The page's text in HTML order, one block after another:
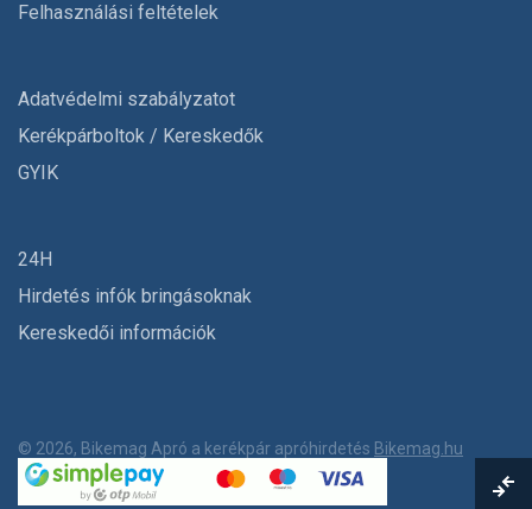
Felhasználási feltételek
Adatvédelmi szabályzatot
Kerékpárboltok / Kereskedők
GYIK
24H
Hirdetés infók bringásoknak
Kereskedői információk
© 2026, Bikemag Apró a kerékpár apróhirdetés Bikemag.hu